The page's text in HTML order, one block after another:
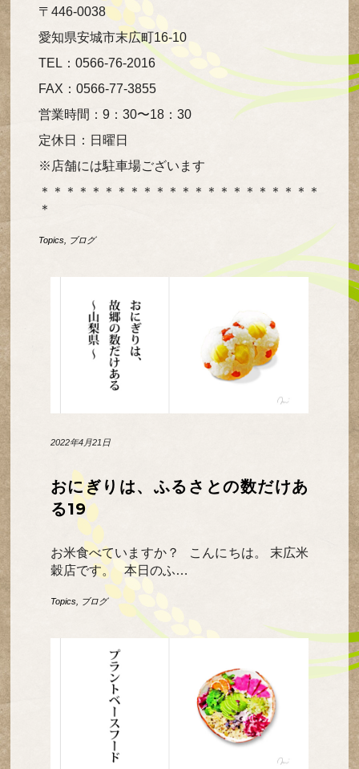
〒446-0038
愛知県安城市末広町16-10
TEL：0566-76-2016
FAX：0566-77-3855
営業時間：9：30〜18：30
定休日：日曜日
※店舗には駐車場ございます
＊＊＊＊＊＊＊＊＊＊＊＊＊＊＊＊＊＊＊＊＊＊
＊
Topics, ブログ
2022年4月21日
おにぎりは、ふるさとの数だけあ
る19
お米食べていますか？ こんにちは。 末広米
穀店です。 本日のふ…
Topics, ブログ